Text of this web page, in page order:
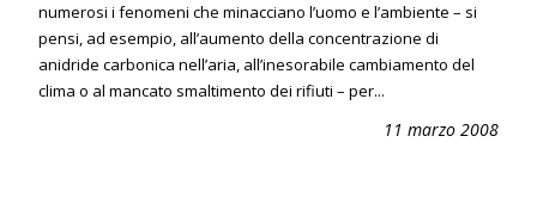
numerosi i fenomeni che minacciano l’uomo e l’ambiente – si
pensi, ad esempio, all’aumento della concentrazione di
anidride carbonica nell’aria, all’inesorabile cambiamento del
clima o al mancato smaltimento dei rifiuti – per...
11 marzo 2008